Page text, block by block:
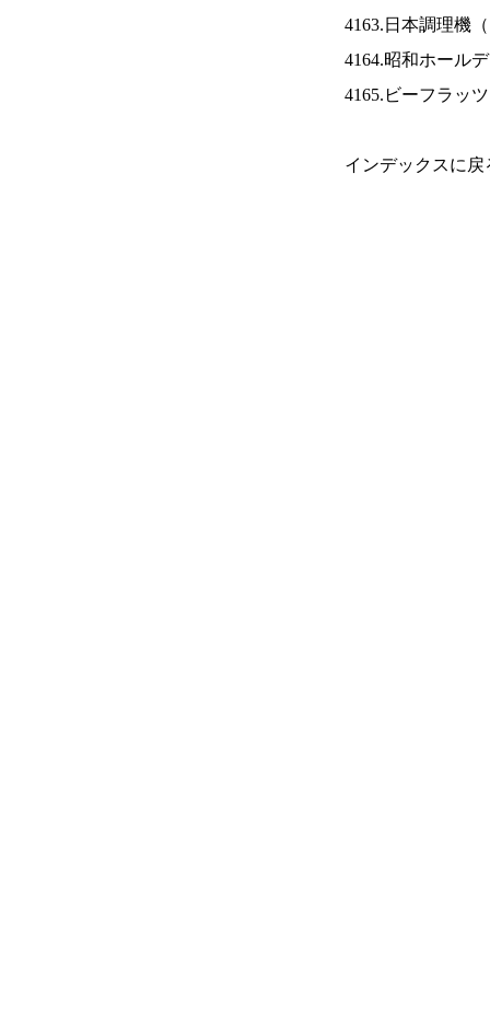
4163.日本調理機（
4164.昭和ホール
4165.ビーフラッ
インデックスに戻